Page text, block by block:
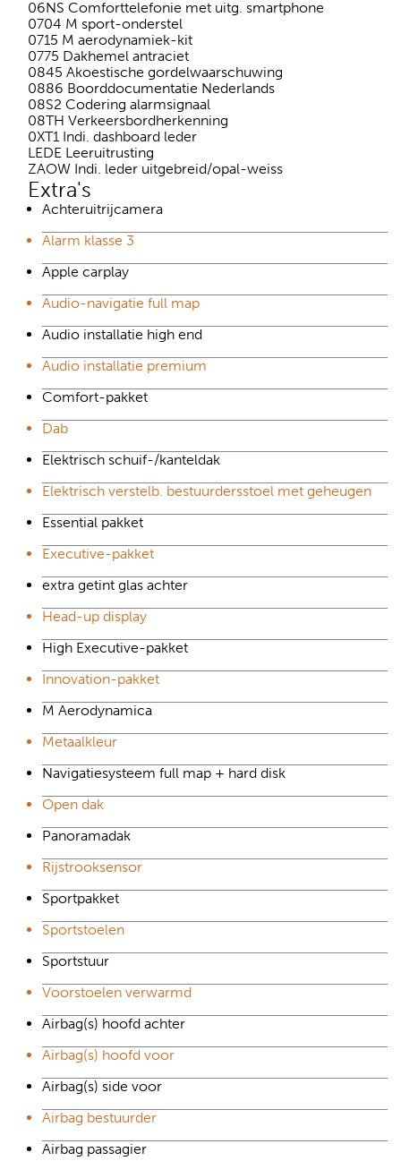
06NS Comforttelefonie met uitg. smartphone
0704 M sport-onderstel
0715 M aerodynamiek-kit
0775 Dakhemel antraciet
0845 Akoestische gordelwaarschuwing
0886 Boorddocumentatie Nederlands
08S2 Codering alarmsignaal
08TH Verkeersbordherkenning
0XT1 Indi. dashboard leder
LEDE Leeruitrusting
ZAOW Indi. leder uitgebreid/opal-weiss
Extra's
Achteruitrijcamera
Alarm klasse 3
Apple carplay
Audio-navigatie full map
Audio installatie high end
Audio installatie premium
Comfort-pakket
Dab
Elektrisch schuif-/kanteldak
Elektrisch verstelb. bestuurdersstoel met geheugen
Essential pakket
Executive-pakket
extra getint glas achter
Head-up display
High Executive-pakket
Innovation-pakket
M Aerodynamica
Metaalkleur
Navigatiesysteem full map + hard disk
Open dak
Panoramadak
Rijstrooksensor
Sportpakket
Sportstoelen
Sportstuur
Voorstoelen verwarmd
Airbag(s) hoofd achter
Airbag(s) hoofd voor
Airbag(s) side voor
Airbag bestuurder
Airbag passagier